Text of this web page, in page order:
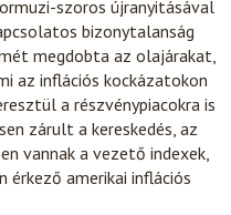
szoros újranyitásával
bizonytalanság
megdobta az olajárakat,
az inflációs kockázatokon
a részvénypiacokra is
zárult a kereskedés, az
vannak a vezető indexek,
érkező amerikai inflációs